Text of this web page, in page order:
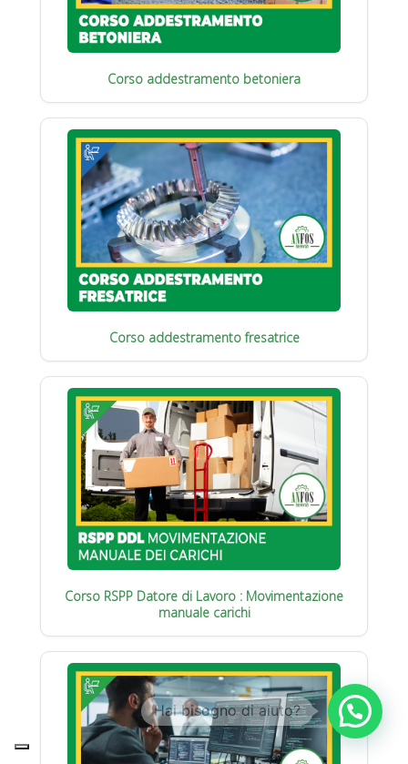
Corso addestramento betoniera
Corso addestramento fresatrice
Corso RSPP Datore di Lavoro : Movimentazione
manuale carichi